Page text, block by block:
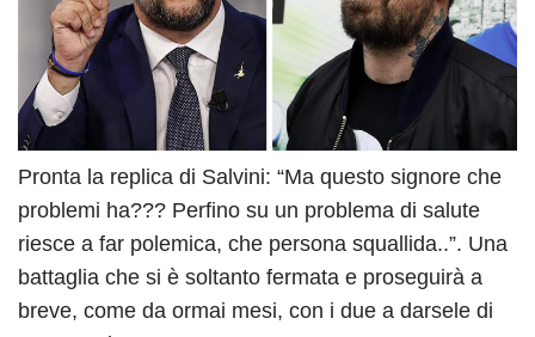
Pronta la replica di Salvini: “Ma questo signore che
problemi ha??? Perfino su un problema di salute
riesce a far polemica, che persona squallida..”. Una
battaglia che si è soltanto fermata e proseguirà a
breve, come da ormai mesi, con i due a darsele di